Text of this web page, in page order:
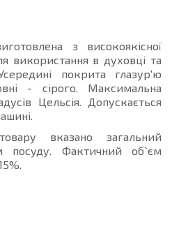
​​з високоякісної
використання в духовці та
покрита глазур'ю
- сірого. Максимальна
Цельсія. Допускається
вказано загальний
посуду. Фактичний об`єм